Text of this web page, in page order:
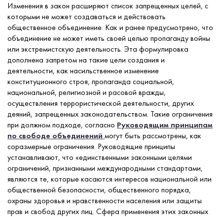
Изменения в закон расширяют список запрещенных целей, с
которыми не может создаваться и действовать
общественное объединение. Как и ранее предусмотрено, что
объединение не может иметь своей целью пропаганду войны
или экстремистскую деятельность. Эта формулировка
дополнена запретом на такие цели создания и
деятельности, как насильственное изменение
конституционного строя, пропаганда социальной,
национальной, религиозной и расовой вражды,
осуществления террористической деятельности, других
деяний, запрещенных законодательством. Такие ограничения
при должном подходе, согласно Руководящим принципам
по свободе объединений могут быть рассмотрены, как
соразмерные ограничения. Руководящие принципы
устанавливают, что «единственными законными целями
ограничений, признанными международными стандартами,
являются те, которые касаются интересов национальной или
общественной безопасности, общественного порядка,
охраны здоровья и нравственности населения или защиты
прав и свобод других лиц. Сфера применения этих законных